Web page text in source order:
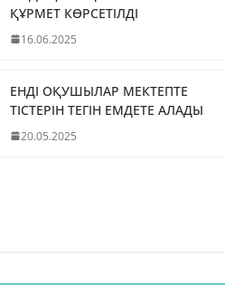
ҚҰРМЕТ КӨРСЕТІЛДІ
16.06.2025
ЕНДІ ОҚУШЫЛАР МЕКТЕПТЕ
ТІСТЕРІН ТЕГІН ЕМДЕТЕ АЛАДЫ
20.05.2025